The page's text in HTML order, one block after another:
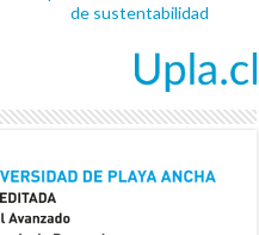
de sustentabilidad